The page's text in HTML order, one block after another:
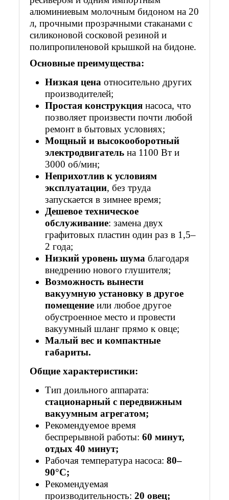
алюминиевым молочным бидоном на 20
л, прочными прозрачными стаканами с
силиконовой сосковой резиной и
полипропиленовой крышкой на бидоне.
Основные преимущества:
Низкая цена относительно других
производителей;
Простая конструкция насоса, что
позволяет произвести почти любой
ремонт в бытовых условиях;
Мощный и высокооборотный
электродвигатель на 1100 Вт и
3000 об/мин;
Неприхотлив к условиям
эксплуатации, без труда
запускается в зимнее время;
Дешевое техническое
обслуживание: замена двух
графитовых пластин один раз в 1,5–
2 года;
Низкий уровень шума благодаря
внедрению нового глушителя;
Возможность вынести
вакуумную установку в другое
помещение или любое другое
обустроенное место и провести
вакуумный шланг прямо к овце;
Малый вес и компактные
габариты.
Общие характеристики:
Тип доильного аппарата:
стационарный с передвижным
вакуумным агрегатом;
Рекомендуемое время
беспрерывной работы:60 минут,
отдых 40 минут;
Рабочая температура насоса:80–
90°С;
Рекомендуемая
производительность:20 овец;